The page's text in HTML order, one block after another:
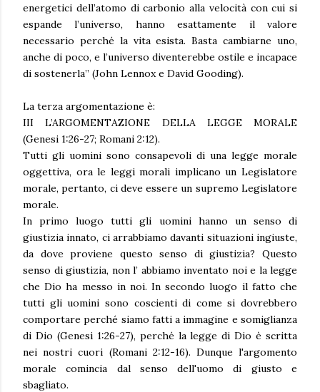
energetici dell’atomo di carbonio alla velocità con cui si
espande l’universo, hanno esattamente il valore
necessario perché la vita esista. Basta cambiarne uno,
anche di poco, e l’universo diventerebbe ostile e incapace
di sostenerla” (John Lennox e David Gooding).
La terza argomentazione è:
III L’ARGOMENTAZIONE DELLA LEGGE MORALE
(Genesi 1:26-27; Romani 2:12).
Tutti gli uomini sono consapevoli di una legge morale
oggettiva, ora le leggi morali implicano un Legislatore
morale, pertanto, ci deve essere un supremo Legislatore
morale.
In primo luogo tutti gli uomini hanno un senso di
giustizia innato, ci arrabbiamo davanti situazioni ingiuste,
da dove proviene questo senso di giustizia? Questo
senso di giustizia, non l’ abbiamo inventato noi e la legge
che Dio ha messo in noi. In secondo luogo il fatto che
tutti gli uomini sono coscienti di come si dovrebbero
comportare perché siamo fatti a immagine e somiglianza
di Dio (Genesi 1:26-27), perché la legge di Dio è scritta
nei nostri cuori (Romani 2:12-16). Dunque l'argomento
morale comincia dal senso dell'uomo di giusto e
sbagliato.